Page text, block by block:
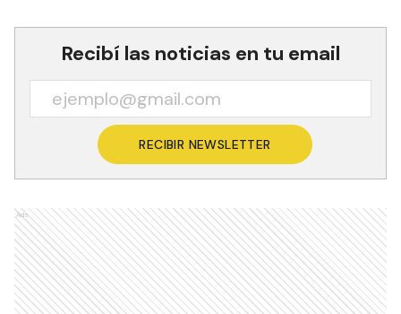
Recibí las noticias en tu email
RECIBIR NEWSLETTER
Ads